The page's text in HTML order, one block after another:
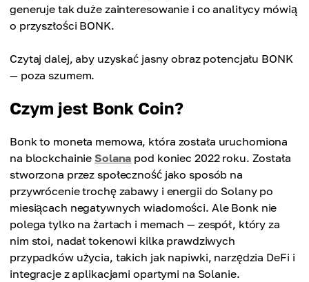
generuje tak duże zainteresowanie i co analitycy mówią
o przyszłości BONK.
Czytaj dalej, aby uzyskać jasny obraz potencjału BONK
— poza szumem.
Czym jest Bonk Coin?
Bonk to moneta memowa, która została uruchomiona
na blockchainieSolana pod koniec 2022 roku. Została
stworzona przez społeczność jako sposób na
przywrócenie trochę zabawy i energii do Solany po
miesiącach negatywnych wiadomości. Ale Bonk nie
polega tylko na żartach i memach — zespół, który za
nim stoi, nadał tokenowi kilka prawdziwych
przypadków użycia, takich jak napiwki, narzędzia DeFi i
integracje z aplikacjami opartymi na Solanie.